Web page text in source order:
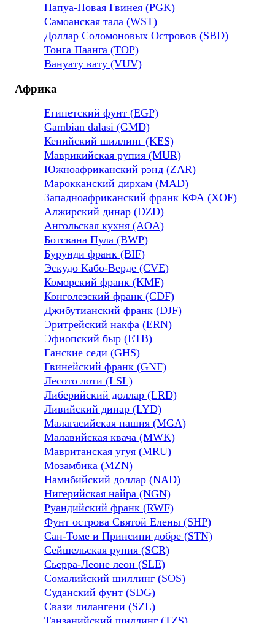
Папуа-Новая Гвинея (PGK)
Самоанская тала (WST)
Доллар Соломоновых Островов (SBD)
Тонга Паанга (TOP)
Вануату вату (VUV)
Африка
Египетский фунт (EGP)
Gambian dalasi (GMD)
Кенийский шиллинг (KES)
Маврикийская рупия (MUR)
Южноафриканский рэнд (ZAR)
Марокканский дирхам (MAD)
Западноафриканский франк КФА (XOF)
Алжирский динар (DZD)
Ангольская кухня (AOA)
Ботсвана Пула (BWP)
Бурунди франк (BIF)
Эскудо Кабо-Верде (CVE)
Коморский франк (KMF)
Конголезский франк (CDF)
Джибутианский франк (DJF)
Эритрейский накфа (ERN)
Эфиопский быр (ETB)
Ганские седи (GHS)
Гвинейский франк (GNF)
Лесото лоти (LSL)
Либерийский доллар (LRD)
Ливийский динар (LYD)
Малагасийская пашня (MGA)
Малавийская квача (MWK)
Мавританская угуя (MRU)
Мозамбика (MZN)
Намибийский доллар (NAD)
Нигерийская найра (NGN)
Руандийский франк (RWF)
Фунт острова Святой Елены (SHP)
Сан-Томе и Принсипи добре (STN)
Сейшельская рупия (SCR)
Сьерра-Леоне леон (SLE)
Сомалийский шиллинг (SOS)
Суданский фунт (SDG)
Свази лилангени (SZL)